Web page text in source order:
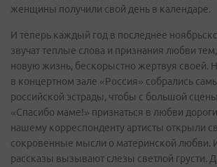
женщины получили свой день в календаре.
И теперь каждый год в последнее
звучат теплые слова и признания любви
новую жизнь, бескорыстно жертвуя своей.
в концертном зале «Россия» собрались
российской эстрады, чтобы с большой
«Спасибо маме!» признаться в любви
нашему корреспонденту артисты открыли
сокровенные мысли о материнской любви.
рассказы вызывают слезы светлой грусти.